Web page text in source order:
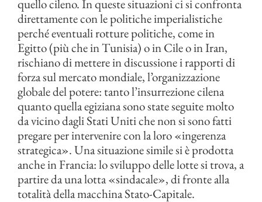
quello cileno. In queste situazioni ci si confronta
direttamente con le politiche imperialistiche
perché eventuali rotture politiche, come in
Egitto (più che in Tunisia) o in Cile o in Iran,
rischiano di mettere in discussione i rapporti di
forza sul mercato mondiale, l’organizzazione
globale del potere: tanto l’insurrezione cilena
quanto quella egiziana sono state seguite molto
da vicino dagli Stati Uniti che non si sono fatti
pregare per intervenire con la loro «ingerenza
strategica». Una situazione simile si è prodotta
anche in Francia: lo sviluppo delle lotte si trova, a
partire da una lotta «sindacale», di fronte alla
totalità della macchina Stato-Capitale.